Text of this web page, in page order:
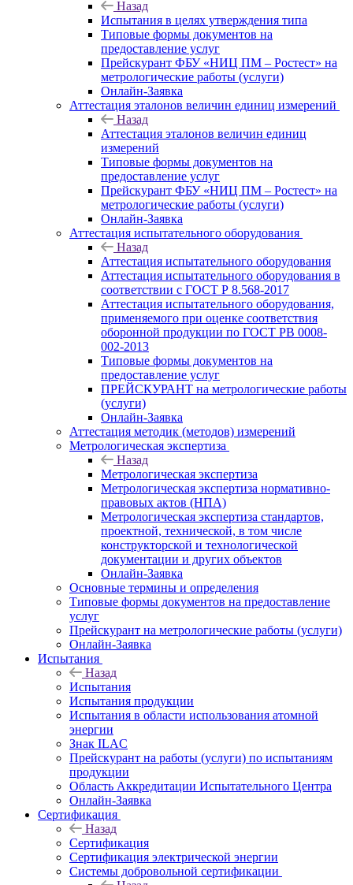
Назад
Испытания в целях утверждения типа
Типовые формы документов на
предоставление услуг
Прейскурант ФБУ «НИЦ ПМ – Ростест» на
метрологические работы (услуги)
Онлайн-Заявка
Аттестация эталонов величин единиц измерений
Назад
Аттестация эталонов величин единиц
измерений
Типовые формы документов на
предоставление услуг
Прейскурант ФБУ «НИЦ ПМ – Ростест» на
метрологические работы (услуги)
Онлайн-Заявка
Аттестация испытательного оборудования
Назад
Аттестация испытательного оборудования
Аттестация испытательного оборудования в
соответствии с ГОСТ Р 8.568-2017
Аттестация испытательного оборудования,
применяемого при оценке соответствия
оборонной продукции по ГОСТ РВ 0008-
002-2013
Типовые формы документов на
предоставление услуг
ПРЕЙСКУРАНТ на метрологические работы
(услуги)
Онлайн-Заявка
Аттестация методик (методов) измерений
Метрологическая экспертиза
Назад
Метрологическая экспертиза
Метрологическая экспертиза нормативно-
правовых актов (НПА)
Метрологическая экспертиза стандартов,
проектной, технической, в том числе
конструкторской и технологической
документации и других объектов
Онлайн-Заявка
Основные термины и определения
Типовые формы документов на предоставление
услуг
Прейскурант на метрологические работы (услуги)
Онлайн-Заявка
Испытания
Назад
Испытания
Испытания продукции
Испытания в области использования атомной
энергии
Знак ILAC
Прейскурант на работы (услуги) по испытаниям
продукции
Область Аккредитации Испытательного Центра
Онлайн-Заявка
Сертификация
Назад
Сертификация
Сертификация электрической энергии
Системы добровольной сертификации